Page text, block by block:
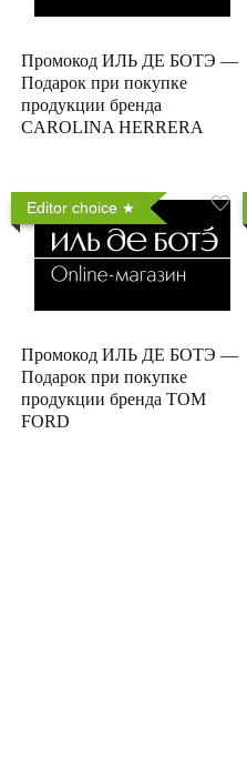
Промокод ИЛЬ ДЕ БОТЭ —
Подарок при покупке
продукции бренда
CAROLINA HERRERA
Editor choice
Промокод ИЛЬ ДЕ БОТЭ —
Подарок при покупке
продукции бренда TOM
FORD